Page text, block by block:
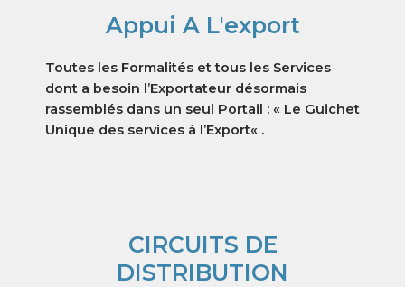
Appui A L'export​
Toutes les Formalités et tous les Services
dont a besoin l’Exportateur désormais
rassemblés dans un seul Portail : « Le Guichet
Unique des services à l’Export« .
CIRCUITS DE
DISTRIBUTION